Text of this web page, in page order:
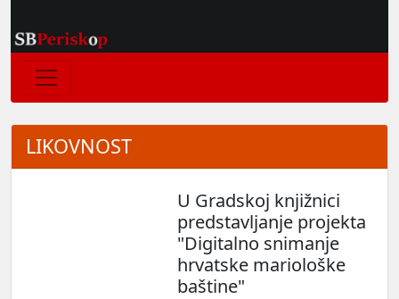
LIKOVNOST
U Gradskoj knjižnici
predstavljanje projekta
"Digitalno snimanje
hrvatske mariološke
baštine"